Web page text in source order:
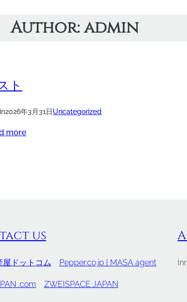
Author:admin
ト
2026年3月31日Uncategorized
more
us
屋ドットコム Pepper.co.jp { MASA agent
.com ZWEISPACE JAPAN